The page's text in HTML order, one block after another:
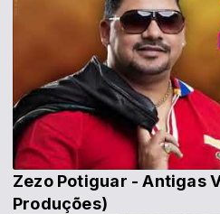
Zezo Potiguar - Antigas
Produções)